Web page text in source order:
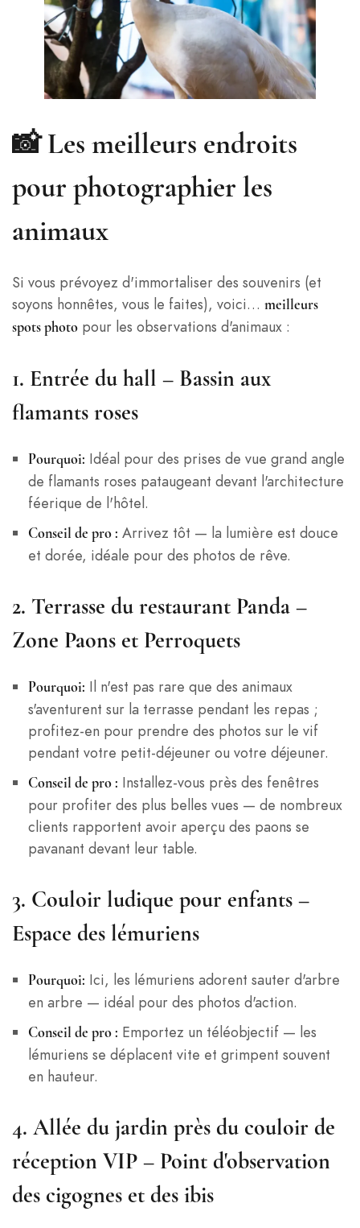
📸 Les meilleurs endroits
pour photographier les
animaux
Si vous prévoyez d'immortaliser des souvenirs (et
soyons honnêtes, vous le faites), voici… meilleurs
spots photo pour les observations d'animaux :
1. Entrée du hall – Bassin aux
flamants roses
Pourquoi: Idéal pour des prises de vue grand angle
de flamants roses pataugeant devant l'architecture
féerique de l'hôtel.
Conseil de pro : Arrivez tôt — la lumière est douce
et dorée, idéale pour des photos de rêve.
2. Terrasse du restaurant Panda –
Zone Paons et Perroquets
Pourquoi: Il n'est pas rare que des animaux
s'aventurent sur la terrasse pendant les repas ;
profitez-en pour prendre des photos sur le vif
pendant votre petit-déjeuner ou votre déjeuner.
Conseil de pro : Installez-vous près des fenêtres
pour profiter des plus belles vues — de nombreux
clients rapportent avoir aperçu des paons se
pavanant devant leur table.
3. Couloir ludique pour enfants –
Espace des lémuriens
Pourquoi: Ici, les lémuriens adorent sauter d'arbre
en arbre — idéal pour des photos d'action.
Conseil de pro : Emportez un téléobjectif — les
lémuriens se déplacent vite et grimpent souvent
en hauteur.
4. Allée du jardin près du couloir de
réception VIP – Point d'observation
des cigognes et des ibis